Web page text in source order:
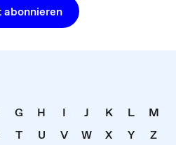
abonnieren
G H I J K L
M
T U V W X Y
Z